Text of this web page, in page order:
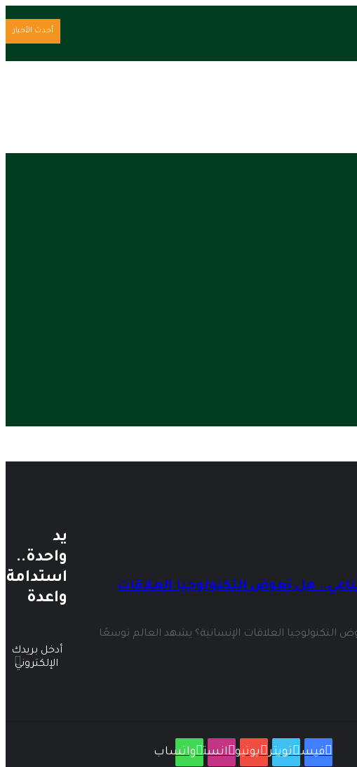
أحدث الأخبار
هل تعوض التكنولوجيا العلاقات
العلاقات الإنسانية؟ يشهد العالم توسعًا
فيسبوك
تويتر يوتيوبانستقرامواتساب
يد
واحدة..
استدامة
واعدة
أدخل بريدك
الإلكتروني